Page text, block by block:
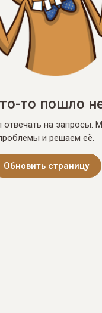
то пошло
отвечать на запросы.
и решаем её.
Обновить страницу